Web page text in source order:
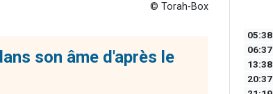
© Torah-Box
son âme d'après le
05:38
06:37
13:38
20:37